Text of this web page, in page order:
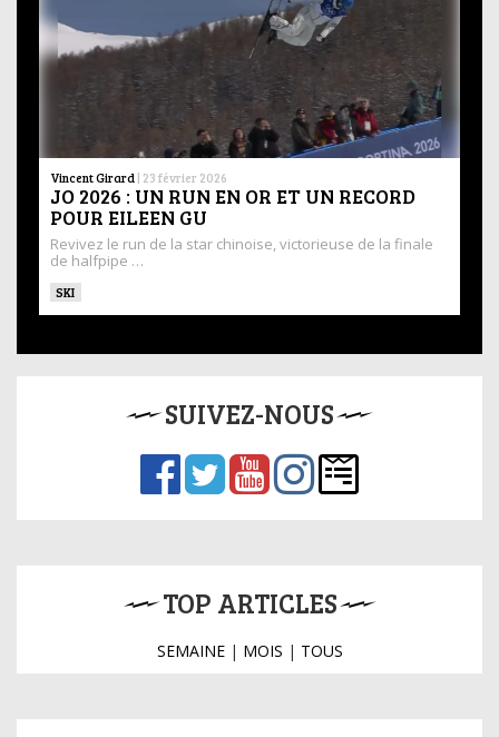
Vincent Girard | 23 février 2026
JO 2026 : UN RUN EN OR ET UN RECORD
POUR EILEEN GU
Revivez le run de la star chinoise, victorieuse de la finale
de halfpipe …
SKI
SUIVEZ-NOUS
TOP ARTICLES
SEMAINE| MOIS | TOUS